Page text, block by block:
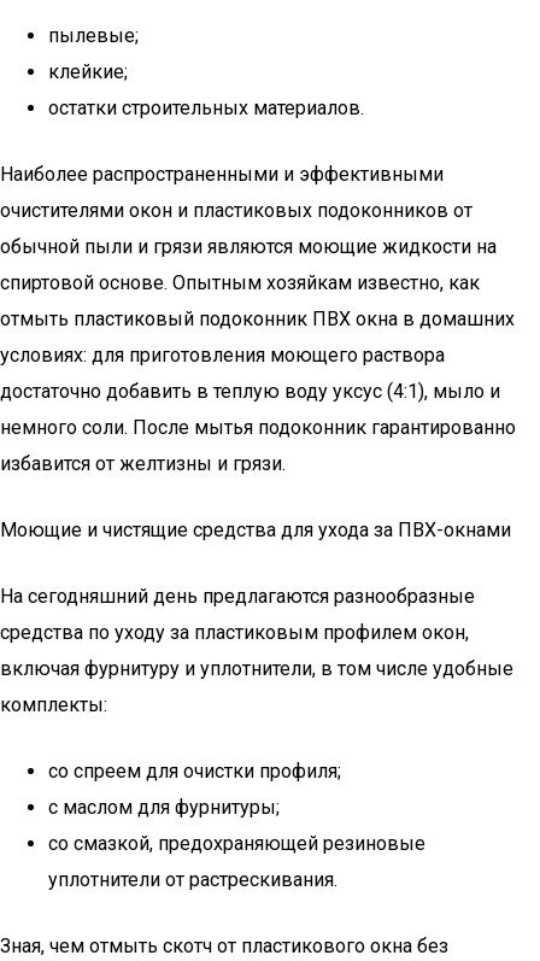
пылевые;
клейкие;
остатки строительных материалов.
Наиболее распространенными и эффективными
очистителями окон и пластиковых подоконников от
обычной пыли и грязи являются моющие жидкости на
спиртовой основе. Опытным хозяйкам известно, как
отмыть пластиковый подоконник ПВХ окна в домашних
условиях: для приготовления моющего раствора
достаточно добавить в теплую воду уксус (4:1), мыло и
немного соли. После мытья подоконник гарантированно
избавится от желтизны и грязи.
Моющие и чистящие средства для ухода за ПВХ-окнами
На сегодняшний день предлагаются разнообразные
средства по уходу за пластиковым профилем окон,
включая фурнитуру и уплотнители, в том числе удобные
комплекты:
со спреем для очистки профиля;
с маслом для фурнитуры;
со смазкой, предохраняющей резиновые
уплотнители от растрескивания.
Зная, чем отмыть скотч от пластикового окна без